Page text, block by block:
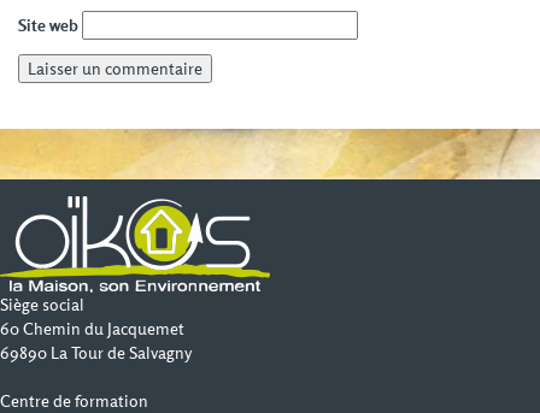
Site web
Siège social
60 Chemin du Jacquemet
69890 La Tour de Salvagny
Centre de formation